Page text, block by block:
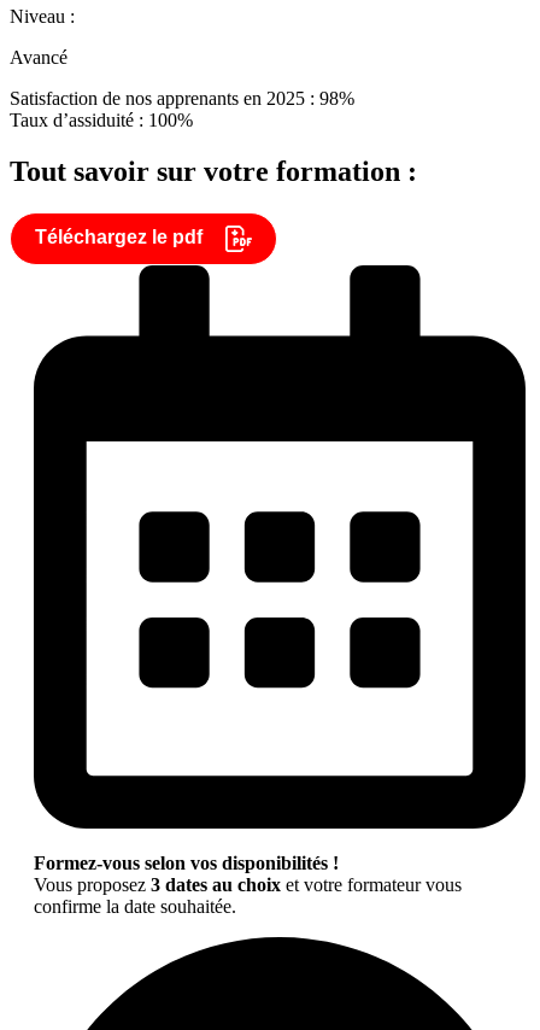
Niveau :
Avancé
Satisfaction de nos apprenants en 2025 : 98%
Taux d’assiduité : 100%
Tout savoir sur votre formation :
Téléchargez le pdf
Formez-vous selon vos disponibilités !
Vous proposez 3 dates au choix et votre formateur vous
confirme la date souhaitée.